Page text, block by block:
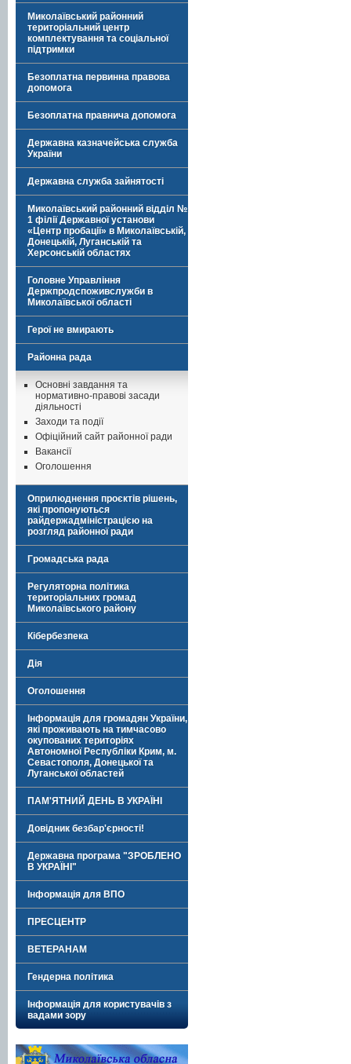
Миколаївський районний
територіальний центр
комплектування та соціальної
підтримки
Безоплатна первинна правова
допомога
Безоплатна правнича допомога
Державна казначейська служба
України
Державна служба зайнятості
Миколаївський районний відділ №
1 філії Державної установи
«Центр пробації» в Миколаївській,
Донецькій, Луганській та
Херсонській областях
Головне Управління
Держпродспоживслужби в
Миколаївської області
Герої не вмирають
Районна рада
Основні завдання та
нормативно-правові засади
діяльності
Заходи та події
Офіційний сайт районної ради
Вакансії
Оголошення
Оприлюднення проєктів рішень,
які пропонуються
райдержадміністрацією на
розгляд районної ради
Громадська рада
Регуляторна політика
територіальних громад
Миколаївського району
Кібербезпека
Дія
Оголошення
Інформація для громадян України,
які проживають на тимчасово
окупованих територіях
Автономної Республіки Крим, м.
Севастополя, Донецької та
Луганської областей
ПАМ'ЯТНИЙ ДЕНЬ В УКРАЇНІ
Довідник безбар'єрності!
Державна програма "ЗРОБЛЕНО
В УКРАЇНІ"
Інформація для ВПО
ПРЕСЦЕНТР
ВЕТЕРАНАМ
Гендерна політика
Інформація для користувачів з
вадами зору